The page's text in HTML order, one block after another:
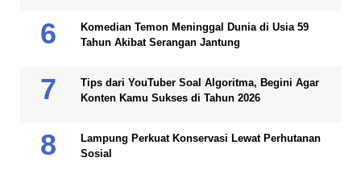
Komedian Temon Meninggal Dunia di Usia 59
Tahun Akibat Serangan Jantung
Tips dari YouTuber Soal Algoritma, Begini Agar
Konten Kamu Sukses di Tahun 2026
Lampung Perkuat Konservasi Lewat Perhutanan
Sosial